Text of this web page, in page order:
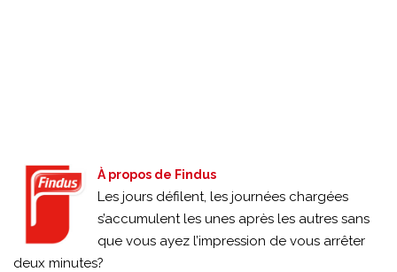
À propos de Findus
Les jours défilent, les journées chargées
s’accumulent les unes après les autres sans
que vous ayez l’impression de vous arrêter
deux minutes?